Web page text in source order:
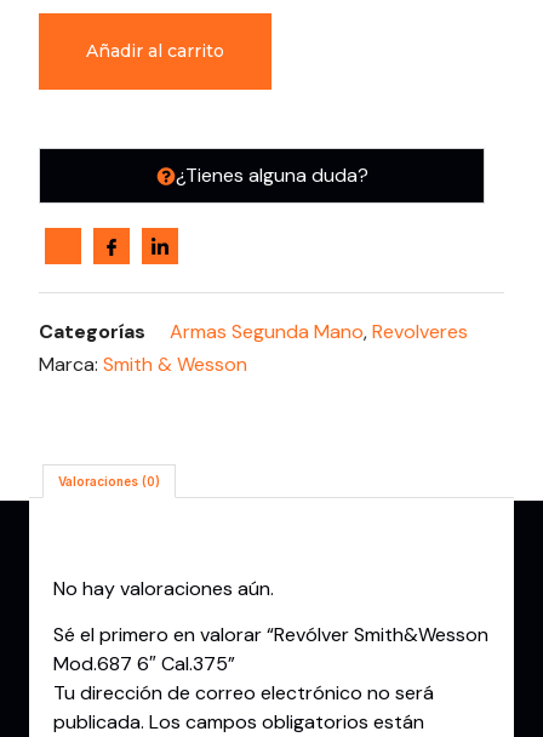
Añadir al carrito
¿Tienes alguna duda?
Categorías Armas Segunda Mano,Revolveres
Marca: Smith & Wesson
Valoraciones (0)
No hay valoraciones aún.
Sé el primero en valorar “Revólver Smith&Wesson
Mod.687 6″ Cal.375”
Tu dirección de correo electrónico no será
publicada. Los campos obligatorios están